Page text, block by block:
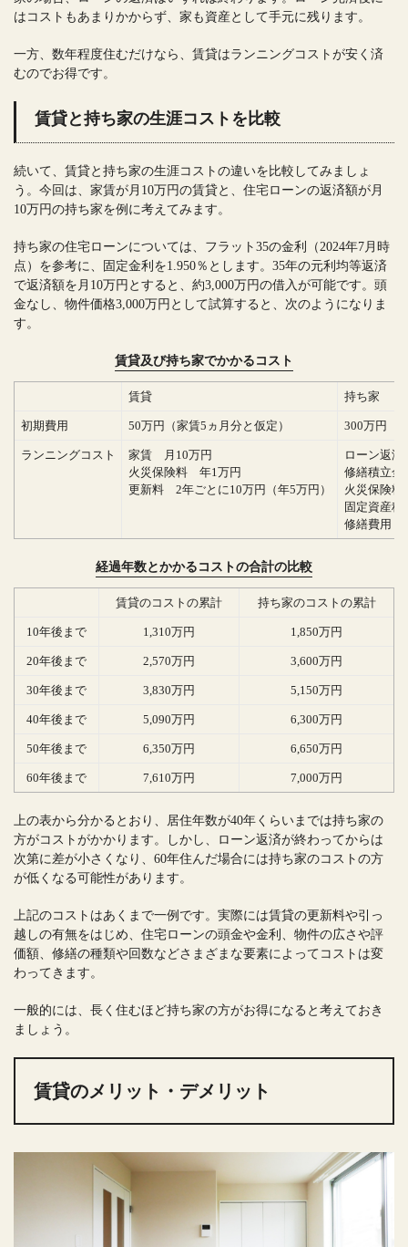
はコストもあまりかからず、家も資産として手元に残ります。
一方、数年程度住むだけなら、賃貸はランニングコストが安く済
むのでお得です。
賃貸と持ち家の生涯コストを比較
続いて、賃貸と持ち家の生涯コストの違いを比較してみましょ
う。今回は、家賃が月10万円の賃貸と、住宅ローンの返済額が月
10万円の持ち家を例に考えてみます。
持ち家の住宅ローンについては、フラット35の金利（2024年7月時
点）を参考に、固定金利を1.950％とします。35年の元利均等返済
で返済額を月10万円とすると、約3,000万円の借入が可能です。頭
金なし、物件価格3,000万円として試算すると、次のようになりま
す。
賃貸及び持ち家でかかるコスト
賃貸 持ち家
初期費用 50万円（家賃5ヵ月分と仮定） 300万円（
ランニングコスト
家賃 月10万円
火災保険料 年1万円
更新料 2年ごとに10万円（年5万円）
ローン返
修繕積立
火災保険
固定資産
修繕費用
経過年数とかかるコストの合計の比較
賃貸のコストの累計 持ち家のコストの累計
10年後まで 1,310万円 1,850万円
20年後まで 2,570万円 3,600万円
30年後まで 3,830万円 5,150万円
40年後まで 5,090万円 6,300万円
50年後まで 6,350万円 6,650万円
60年後まで 7,610万円 7,000万円
上の表から分かるとおり、居住年数が40年くらいまでは持ち家の
方がコストがかかります。しかし、ローン返済が終わってからは
次第に差が小さくなり、60年住んだ場合には持ち家のコストの方
が低くなる可能性があります。
上記のコストはあくまで一例です。実際には賃貸の更新料や引っ
越しの有無をはじめ、住宅ローンの頭金や金利、物件の広さや評
価額、修繕の種類や回数などさまざまな要素によってコストは変
わってきます。
一般的には、長く住むほど持ち家の方がお得になると考えておき
ましょう。
賃貸のメリット・デメリット